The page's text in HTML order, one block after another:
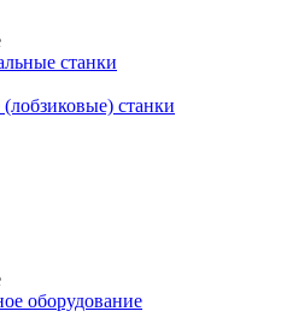
станки
станки
оборудование